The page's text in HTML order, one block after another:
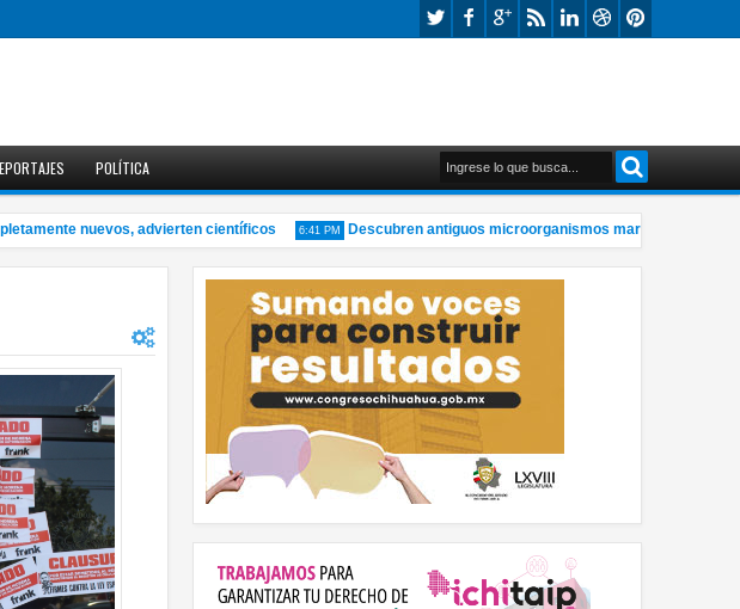
POLÍTICA
nuevos, advierten científicos 6:41 PM Descubren antiguos microorganismos marinos bajo el